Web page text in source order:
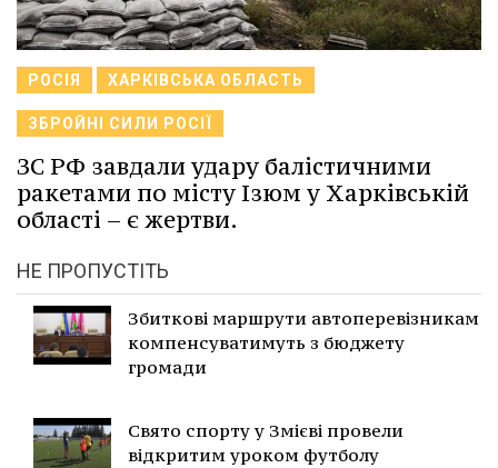
РОСІЯ ХАРКІВСЬКА ОБЛАСТЬ
ЗБРОЙНІ СИЛИ РОСІЇ
ЗС РФ завдали удару балістичними
ракетами по місту Ізюм у Харківській
області – є жертви.
НЕ ПРОПУСТІТЬ
Збиткові маршрути автоперевізникам
компенсуватимуть з бюджету
громади
Свято спорту у Змієві провели
відкритим уроком футболу